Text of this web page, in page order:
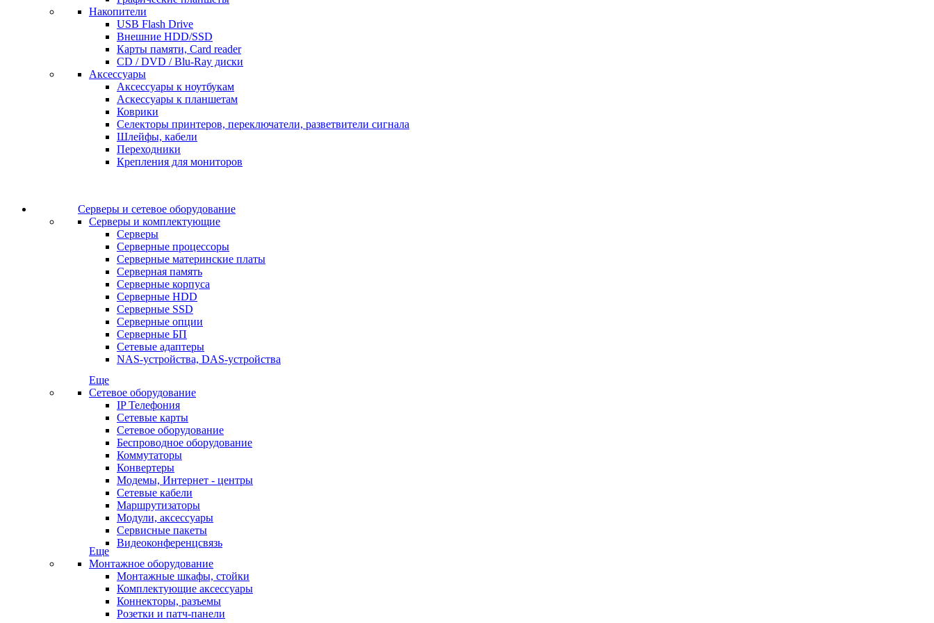
Накопители
USB Flash Drive
Внешние HDD/SSD
Карты памяти, Card reader
CD / DVD / Blu-Ray диски
Аксессуары
Аксессуары к ноутбукам
Аскессуары к планшетам
Коврики
Селекторы принтеров, переключатели, разветвители сигнала
Шлейфы, кабели
Переходники
Крепления для мониторов
Серверы и сетевое оборудование
Серверы и комплектующие
Серверы
Серверные процессоры
Серверные материнские платы
Серверная память
Серверные корпуса
Серверные HDD
Серверные SSD
Серверные опции
Серверные БП
Сетевые адаптеры
NAS-устройства, DAS-устройства
Еще
Сетевое оборудование
IP Телефония
Сетевые карты
Сетевое оборудование
Беспроводное оборудование
Коммутаторы
Конвертеры
Модемы, Интернет - центры
Сетевые кабели
Маршрутизаторы
Модули, аксессуары
Сервисные пакеты
Видеоконференцсвязь
Еще
Монтажное оборудование
Монтажные шкафы, стойки
Комплектующие аксессуары
Коннекторы, разъемы
Розетки и патч-панели